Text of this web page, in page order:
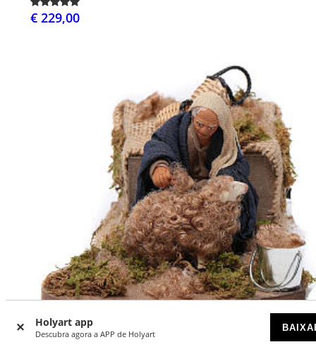
Holyart app
Descubra agora a APP de Holyart
€ 229,00